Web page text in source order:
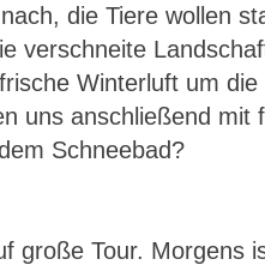
die Tiere wollen
verschneite
Winterluft um die
uns anschließend mit
Schneebad?
große Tour. Morgens